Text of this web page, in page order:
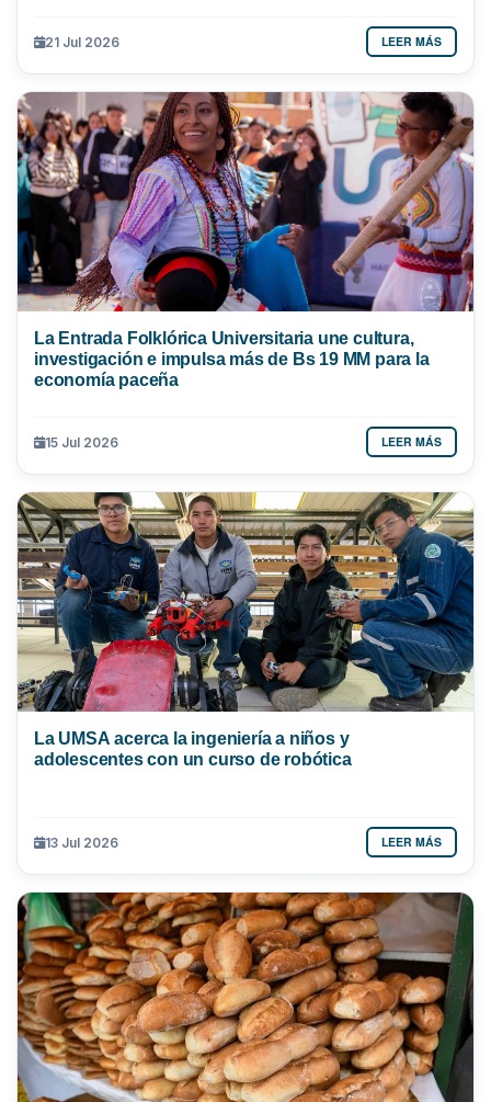
21 Jul 2026 LEER MÁS
La Entrada Folklórica Universitaria une cultura,
investigación e impulsa más de Bs 19 MM para la
economía paceña
15 Jul 2026 LEER MÁS
La UMSA acerca la ingeniería a niños y
adolescentes con un curso de robótica
13 Jul 2026 LEER MÁS